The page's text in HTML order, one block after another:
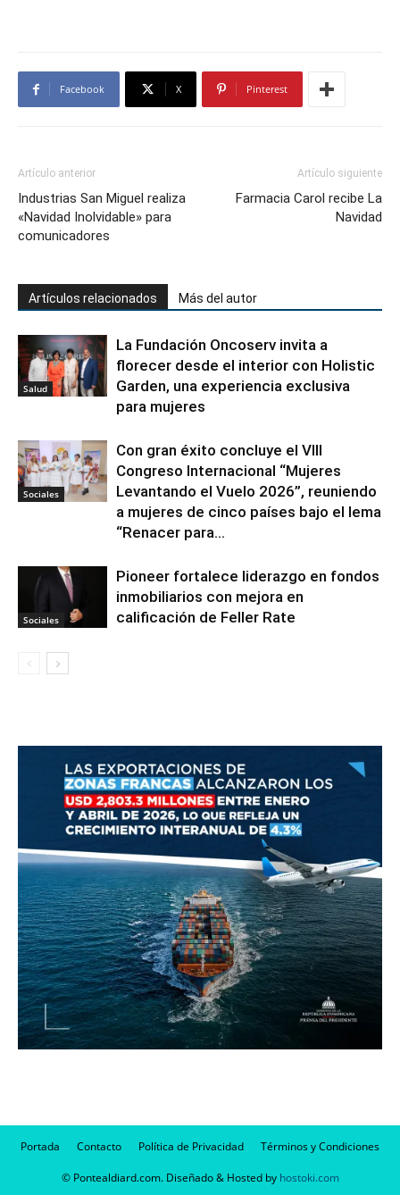
Facebook X Pinterest
Artículo anterior
Industrias San Miguel realiza
«Navidad Inolvidable» para
comunicadores
Artículo siguiente
Farmacia Carol recibe La
Navidad
Artículos relacionados Más del autor
Salud
La Fundación Oncoserv invita a
florecer desde el interior con Holistic
Garden, una experiencia exclusiva
para mujeres
Sociales
Con gran éxito concluye el VIII
Congreso Internacional “Mujeres
Levantando el Vuelo 2026”, reuniendo
a mujeres de cinco países bajo el lema
“Renacer para...
Sociales
Pioneer fortalece liderazgo en fondos
inmobiliarios con mejora en
calificación de Feller Rate
Portada Contacto Política de Privacidad Términos y Condiciones
© Pontealdiard.com. Diseñado & Hosted by hostoki.com